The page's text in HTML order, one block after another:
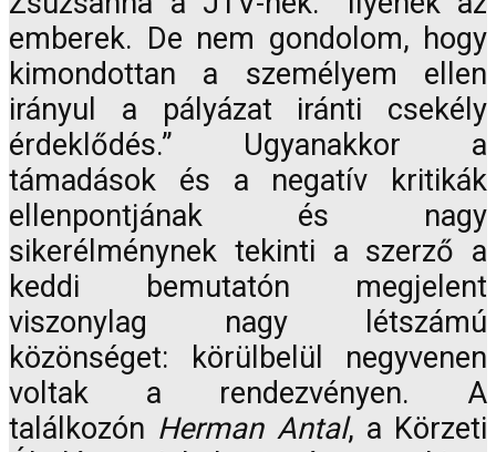
emberek. De nem gondolom, hogy
kimondottan a személyem ellen
irányul a pályázat iránti csekély
érdeklődés.” Ugyanakkor a
támadások és a negatív kritikák
ellenpontjának és nagy
sikerélménynek tekinti a szerző a
keddi bemutatón megjelent
viszonylag nagy létszámú
közönséget: körülbelül negyvenen
voltak a rendezvényen. A
találkozón Herman Antal, a Körzeti